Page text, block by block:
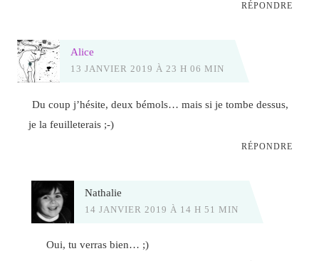
RÉPONDRE
Alice
13 JANVIER 2019 À 23 H 06 MIN
Du coup j’hésite, deux bémols… mais si je tombe dessus,
je la feuilleterais ;-)
RÉPONDRE
Nathalie
14 JANVIER 2019 À 14 H 51 MIN
Oui, tu verras bien… ;)